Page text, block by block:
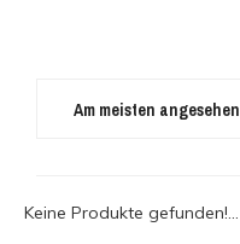
Am meisten angesehen
Keine Produkte gefunden!...